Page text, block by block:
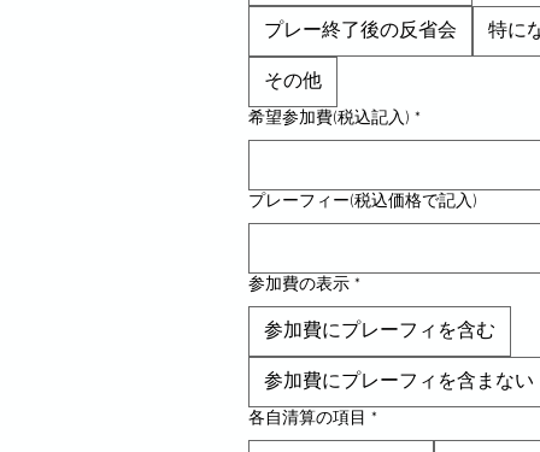
プレー終了後の反省会 特に
その他
希望参加費(税込記入) *
プレーフィー(税込価格で記入)
参加費の表示 *
参加費にプレーフィを含む
参加費にプレーフィを含まない
各自清算の項目 *